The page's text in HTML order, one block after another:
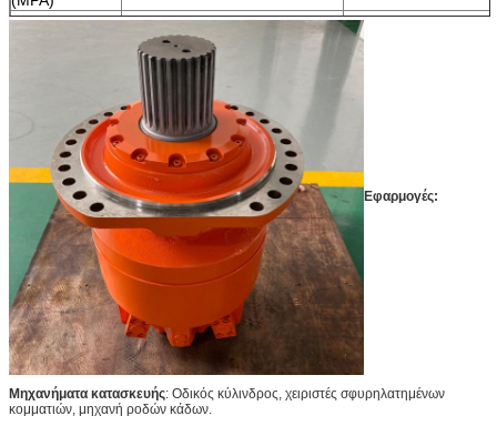
Εκτιμημένη
40 40
0-100 0-100
Εφαρμογές:
Μηχανήματα κατασκευής: Οδικός κύλινδρος, χειριστές σφυρηλατημένων
κομματιών, μηχανή ροδών κάδων.